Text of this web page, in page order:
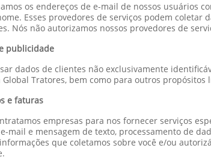
os endereços de e-mail de nossos usuários
Esses provedores de serviços podem
Nós não autorizamos nossos provedores de
publicidade
dados de clientes não exclusivamente
Global Tratores, bem como para outros
e faturas
empresas para nos fornecer serviços
mail e mensagem de texto, processamento de
que coletamos sobre você e/ou